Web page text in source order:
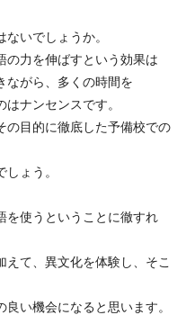
いでしょうか。
の力を伸ばすという効果は
ながら、多くの時間を
ナンセンスです。
の目的に徹底した予備校での
ょう。
を使うということに徹すれ
て、異文化を体験し、そこ
い機会になると思います。